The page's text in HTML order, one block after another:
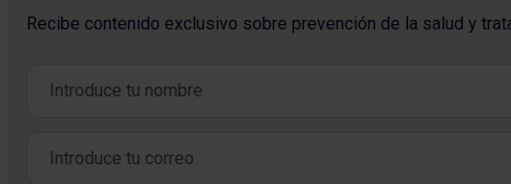
Recibe contenido exclusivo sobre prevención de la salud y